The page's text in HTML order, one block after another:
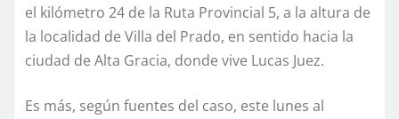
el kilómetro 24 de la Ruta Provincial 5, a la altura de
la localidad de Villa del Prado, en sentido hacia la
ciudad de Alta Gracia, donde vive Lucas Juez.
Es más, según fuentes del caso, este lunes al